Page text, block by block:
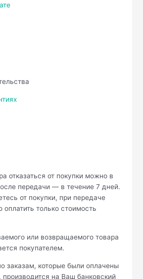
отказаться от покупки можно в
передачи — в течение 7 дней.
от покупки, при передаче
только стоимость
или возвращаемого товара
покупателем.
заказам, которые были оплачены
производится на Ваш банковский